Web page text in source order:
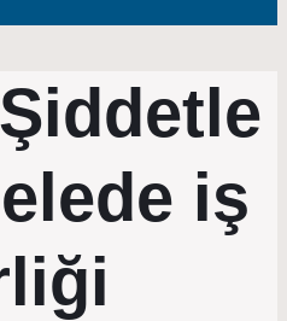
Şiddetle
iş